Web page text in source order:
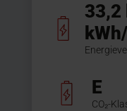
33,2
E
CO₂-